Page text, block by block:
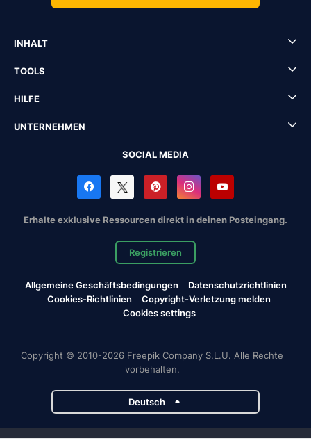
INHALT
TOOLS
HILFE
UNTERNEHMEN
SOCIAL MEDIA
Erhalte exklusive Ressourcen direkt in deinen Posteingang.
Registrieren
Allgemeine Geschäftsbedingungen
Datenschutzrichtlinien
Cookies-Richtlinien
Copyright-Verletzung melden
Cookies settings
Copyright © 2010-2026 Freepik Company S.L.U. Alle Rechte
vorbehalten.
Deutsch